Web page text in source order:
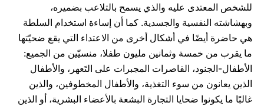
للشخص المعتدى عليه والذي يسمح بالتلاعب بضميره،
وبهشاشته النفسية والجسدية. كما أن إساءة استخدام السلطة
هي حاضرة أيضًا في أشكال أخرى من الاعتداء التي يقع ضحيّتها
ما يقرب من خمسة وثمانين مليون طفلا، منسيّين من الجميع:
الأطفال-الجنود، القاصرات المجبرات على التَعهر، والأطفال
الذين يعانون من سوء التغذية، والأطفال المخطوفين، والذين
غالبًا ما يكونوا ضحايا التجارة البشعة بالأعضاء البشرية، أو الذين